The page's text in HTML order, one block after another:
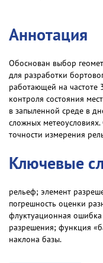
Аннотация
Обоснован выбор
для разработки
работающей на частоте
контроля состояния
в запыленной среде в
сложных
точности измерения
Ключевые
рельеф; элемент
погрешность оценки
флуктуационная
разрешения; функция
наклона базы.